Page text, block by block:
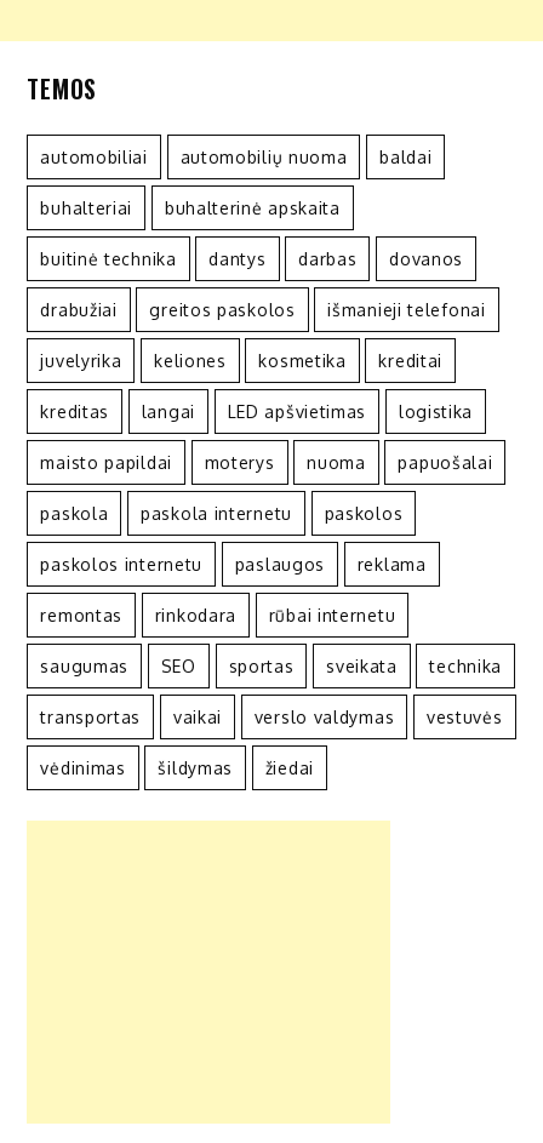
TEMOS
automobiliai automobilių nuoma baldai
buhalteriai buhalterinė apskaita
buitinė technika dantys darbas dovanos
drabužiai greitos paskolos išmanieji telefonai
juvelyrika keliones kosmetika kreditai
kreditas langai LED apšvietimas logistika
maisto papildai moterys nuoma papuošalai
paskola paskola internetu paskolos
paskolos internetu paslaugos reklama
remontas rinkodara rūbai internetu
saugumas SEO sportas sveikata technika
transportas vaikai verslo valdymas vestuvės
vėdinimas šildymas žiedai